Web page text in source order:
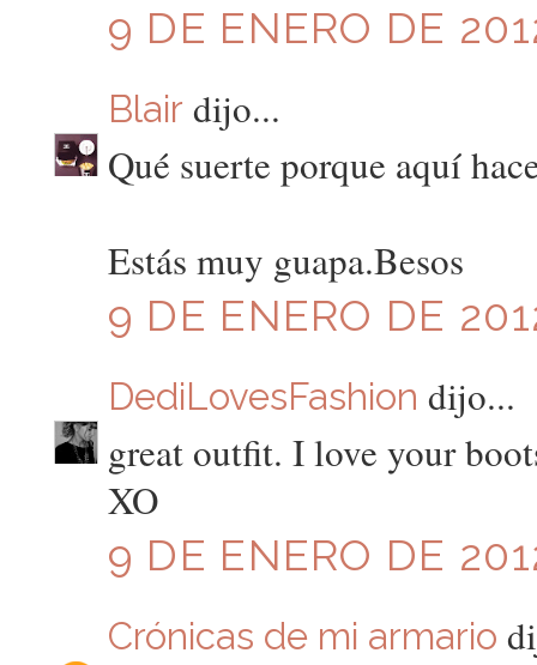
9 DE ENERO DE
Blair dijo...
Qué suerte porque aquí
Estás muy guapa.Besos
9 DE ENERO DE
DediLovesFashion dijo...
great outfit. I love your
XO
9 DE ENERO DE
Crónicas de mi armario